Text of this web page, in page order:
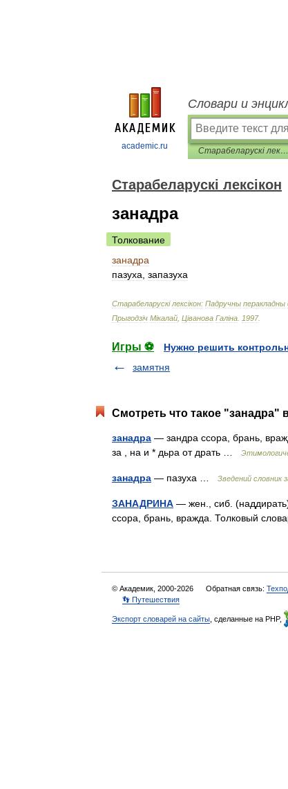
academic.ru
Словари и
Старабеларускі лексікон
Старабеларускі лексікон
занадра
Толкование
занадра
пазуха запазуха
Старабеларускілексікон: Падручны перакладны
Прыгодзіч Мікалай Ціванова Галіна 1997.
Игры ⚽
Нужно решить
замятня
Смотреть что такое "занадра"
занадра — зандра ссора, брань,
за , на и * дьра от драть …
занадра — пазуха … Зведений словник
ЗАНАДРИНА — жен., сиб.
ссора, брань, вражда. Толковый
© Академик, 2000-2026 Обратная связь:
👣 Путешествия
Экспорт словарей на сайты , сделанные на PHP,